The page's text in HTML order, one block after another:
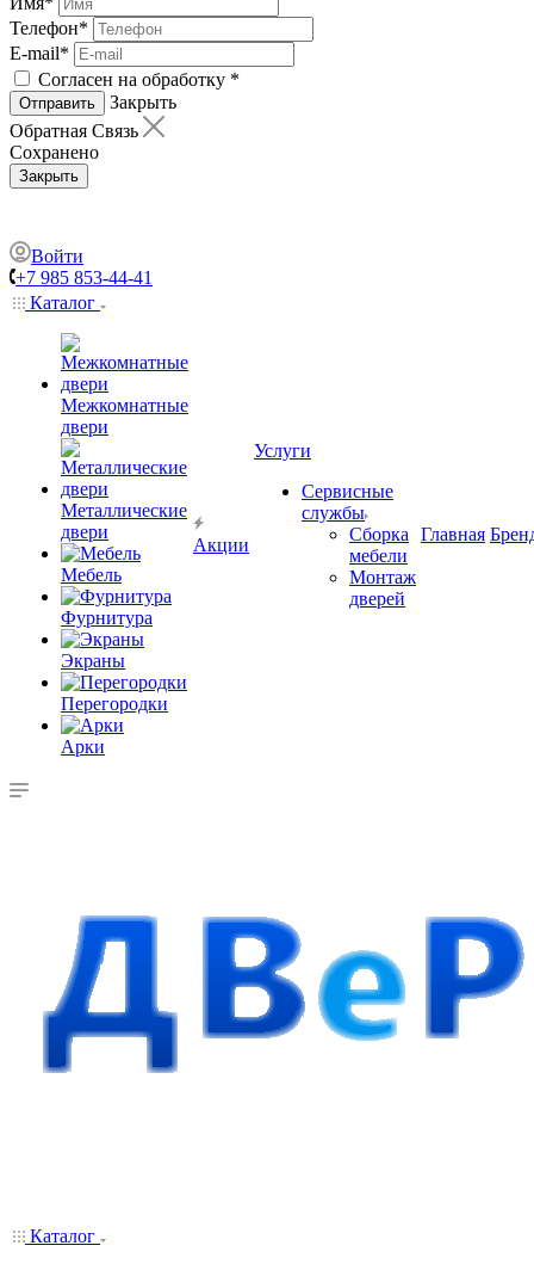
Телефон*
E-mail*
Согласен на обработку *
Отправить
Закрыть
Обратная Связь
Сохранено
Закрыть
Войти
+7 985 853-44-41
Каталог
Межкомнатные
двери
Металлические
двери
Мебель
Фурнитура
Экраны
Перегородки
Арки
Акции
Услуги
Сервисные
службы
Сборка
мебели
Монтаж
дверей
Главная
Каталог